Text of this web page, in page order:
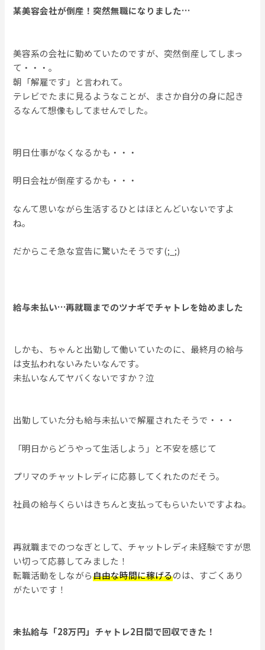
某美容会社が倒産！突然無職になりました…
美容系の会社に勤めていたのですが、突然倒産してしまっ
て・・・。
朝「解雇です」と言われて。
テレビでたまに見るようなことが、まさか自分の身に起き
るなんて想像もしてませんでした。
明日仕事がなくなるかも・・・
明日会社が倒産するかも・・・
なんて思いながら生活するひとはほとんどいないですよ
ね。
だからこそ急な宣告に驚いたそうです(;_;)
給与未払い…再就職までのツナギでチャトレを始めました
しかも、ちゃんと出勤して働いていたのに、最終月の給与
は支払われないみたいなんです。
未払いなんてヤバくないですか？泣
出勤していた分も給与未払いで解雇されたそうで・・・
「明日からどうやって生活しよう」と不安を感じて
プリマのチャットレディに応募してくれたのだそう。
社員の給与くらいはきちんと支払ってもらいたいですよね。
再就職までのつなぎとして、チャットレディ未経験ですが思
い切って応募してみました！
転職活動をしながら自由な時間に稼げるのは、すごくあり
がたいです！
未払給与「28万円」チャトレ2日間で回収できた！